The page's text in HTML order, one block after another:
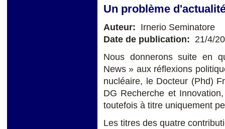
Un problème
Auteur: Irnerio Seminatore
Date de publication: 21/4/
Nous donnerons suite en
News » aux réflexions
nucléaire, le Docteur (Phd)
DG Recherche et
toutefois à titre uniquement
Les titres des quatre